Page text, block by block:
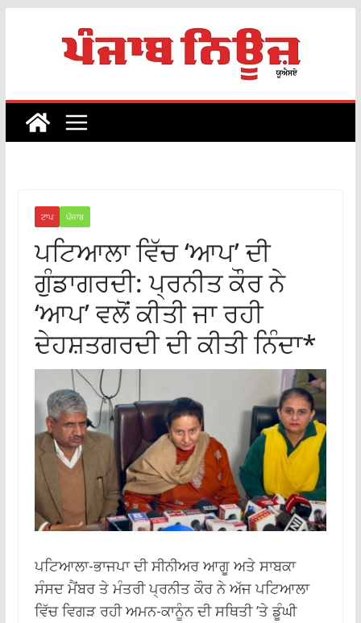
ਟਾਪ ਪੰਜਾਬ
ਪਟਿਆਲਾ ਵਿੱਚ ‘ਆਪ’ ਦੀ
ਗੁੰਡਾਗਰਦੀ: ਪ੍ਰਨੀਤ ਕੌਰ ਨੇ
‘ਆਪ’ ਵਲੋਂ ਕੀਤੀ ਜਾ ਰਹੀ
ਦੇਹਸ਼ਤਗਰਦੀ ਦੀ ਕੀਤੀ ਨਿੰਦਾ*
ਪਟਿਆਲਾ-ਭਾਜਪਾ ਦੀ ਸੀਨੀਅਰ ਆਗੂ ਅਤੇ ਸਾਬਕਾ
ਸੰਸਦ ਮੈਂਬਰ ਤੇ ਮੰਤਰੀ ਪ੍ਰਨੀਤ ਕੌਰ ਨੇ ਅੱਜ ਪਟਿਆਲਾ
ਵਿੱਚ ਵਿਗੜ ਰਹੀ ਅਮਨ-ਕਾਨੂੰਨ ਦੀ ਸਥਿਤੀ ’ਤੇ ਡੂੰਘੀ